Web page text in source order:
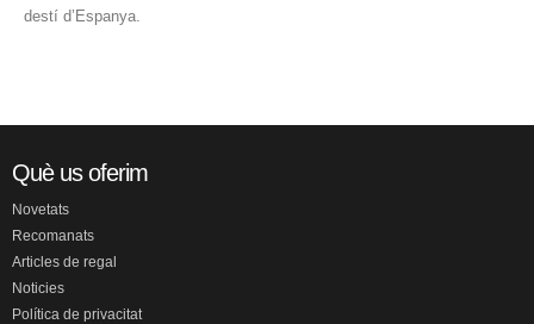
destí d’Espanya.
Què us oferim
Novetats
Recomanats
Articles de regal
Noticies
Política de privacitat